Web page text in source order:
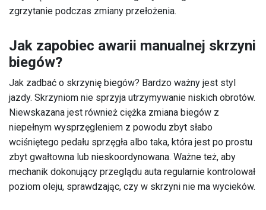
zgrzytanie podczas zmiany przełożenia.
Jak zapobiec awarii manualnej skrzyni
biegów?
Jak zadbać o skrzynię biegów? Bardzo ważny jest styl
jazdy. Skrzyniom nie sprzyja utrzymywanie niskich obrotów.
Niewskazana jest również ciężka zmiana biegów z
niepełnym wysprzęgleniem z powodu zbyt słabo
wciśniętego pedału sprzęgła albo taka, która jest po prostu
zbyt gwałtowna lub nieskoordynowana. Ważne też, aby
mechanik dokonujący przeglądu auta regularnie kontrolował
poziom oleju, sprawdzając, czy w skrzyni nie ma wycieków.